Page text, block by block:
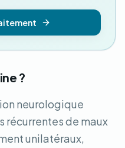
?
neurologique
récurrentes de maux
unilatéraux,